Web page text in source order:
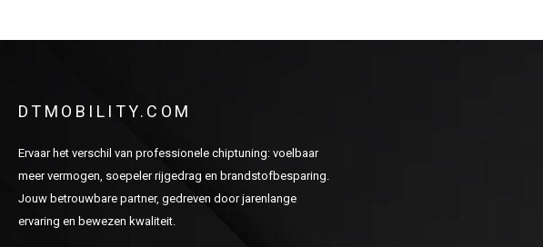
DTMOBILITY.COM
Ervaar het verschil van professionele chiptuning: voelbaar
meer vermogen, soepeler rijgedrag en brandstofbesparing.
Jouw betrouwbare partner, gedreven door jarenlange
ervaring en bewezen kwaliteit.